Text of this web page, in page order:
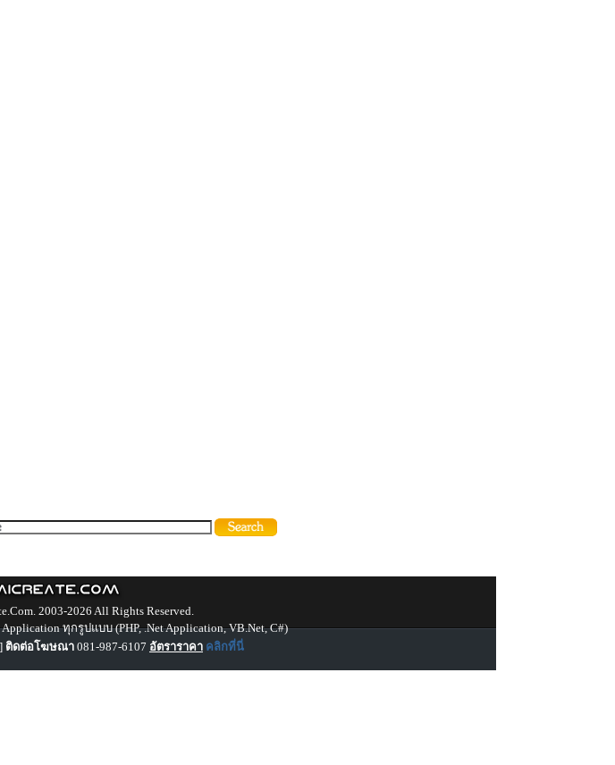
2003-2026 All Rights Reserved.
ทุกรูปแบบ (PHP, .Net Application, VB.Net, C#)
] ติดต่อโฆษณา 081-987-6107 อัตราราคา คลิกที่นี่